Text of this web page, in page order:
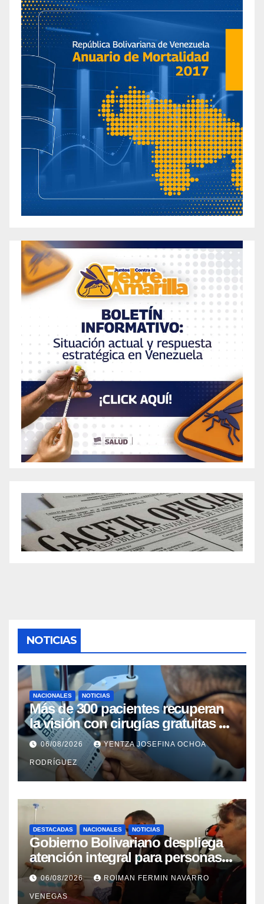
NOTICIAS
NACIONALES NOTICIAS
Más de 300 pacientes recuperan
la visión con cirugías gratuitas de
cataratas en Zulia
06/08/2026 YENTZA JOSEFINA OCHOA
RODRÍGUEZ
DESTACADAS NACIONALES NOTICIAS
Gobierno Bolivariano despliega
atención integral para personas
con discapacidad en
campamentos de La Guaira
06/08/2026 ROIMAN FERMIN NAVARRO
VENEGAS